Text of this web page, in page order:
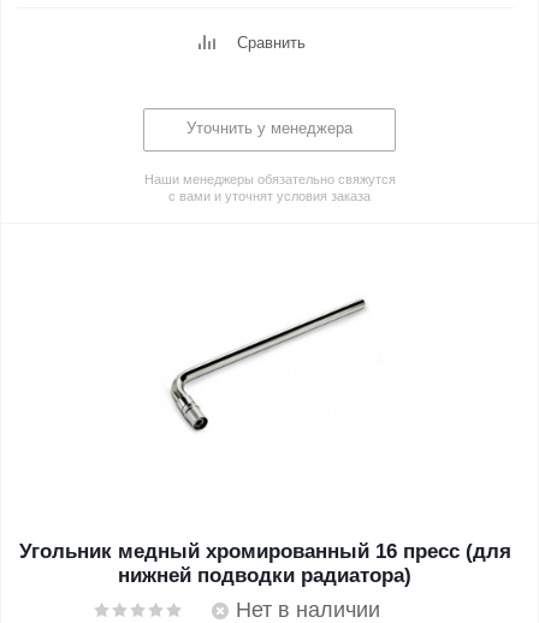
Сравнить
Уточнить у менеджера
Наши менеджеры обязательно свяжутся
с вами и уточнят условия заказа
Угольник медный хромированный 16 пресс (для
нижней подводки радиатора)
Нет в наличии